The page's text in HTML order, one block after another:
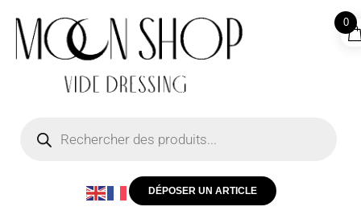
DÉPOSER UN ARTICLE
0